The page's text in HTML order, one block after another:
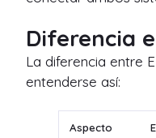
Diferencia
La diferencia entre
entenderse así:
Aspecto